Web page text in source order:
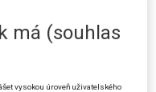
osob ze závislé činnosti a z
příjmů za zdaňovací období
a zavázal ho uhradit penále
má (souhlas
vysokou úroveň uživatelského